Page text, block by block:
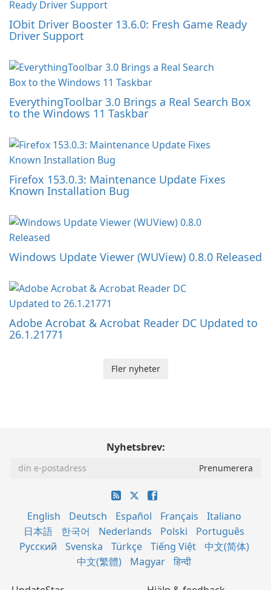
IObit Driver Booster 13.6.0: Fresh Game Ready
Driver Support
EverythingToolbar 3.0 Brings a Real Search Box
to the Windows 11 Taskbar
Firefox 153.0.3: Maintenance Update Fixes
Known Installation Bug
Windows Update Viewer (WUView) 0.8.0 Released
Adobe Acrobat & Acrobat Reader DC Updated to
26.1.21771
Fler nyheter
Nyhetsbrev:
English Deutsch Español Français
Italiano
日本語
한국어 Nederlands Polski
Português
Русский
Svenska Türkçe Tiếng Việt
中文(简体)
中文(繁體)
Magyar हिन्दी